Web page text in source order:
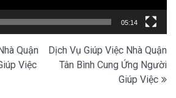
05:14
Quận
Việc
Dịch Vụ Giúp Việc Nhà Quận
Tân Bình Cung Ứng Người
Giúp Việc